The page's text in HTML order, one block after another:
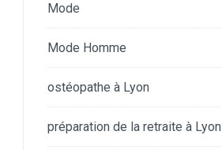
Mode
Mode Homme
ostéopathe à Lyon
préparation de la retraite à Lyon